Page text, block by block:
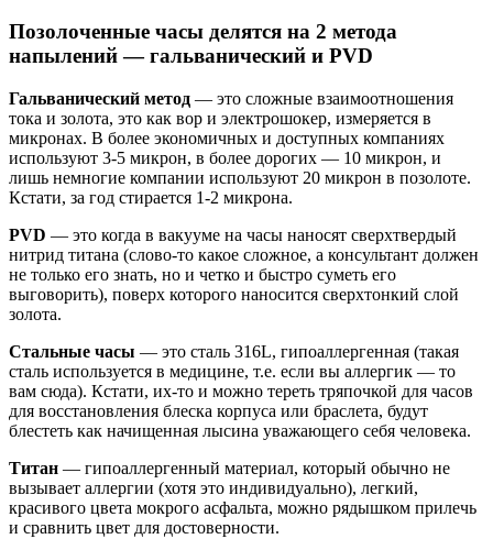
Позолоченные часы делятся на 2 метода
напылений — гальванический и PVD
Гальванический метод — это сложные взаимоотношения
тока и золота, это как вор и электрошокер, измеряется в
микронах. В более экономичных и доступных компаниях
используют 3-5 микрон, в более дорогих — 10 микрон, и
лишь немногие компании используют 20 микрон в позолоте.
Кстати, за год стирается 1-2 микрона.
PVD — это когда в вакууме на часы наносят сверхтвердый
нитрид титана (слово-то какое сложное, а консультант должен
не только его знать, но и четко и быстро суметь его
выговорить), поверх которого наносится сверхтонкий слой
золота.
Стальные часы — это сталь 316L, гипоаллергенная (такая
сталь используется в медицине, т.е. если вы аллергик — то
вам сюда). Кстати, их-то и можно тереть тряпочкой для часов
для восстановления блеска корпуса или браслета, будут
блестеть как начищенная лысина уважающего себя человека.
Титан — гипоаллергенный материал, который обычно не
вызывает аллергии (хотя это индивидуально), легкий,
красивого цвета мокрого асфальта, можно рядышком прилечь
и сравнить цвет для достоверности.